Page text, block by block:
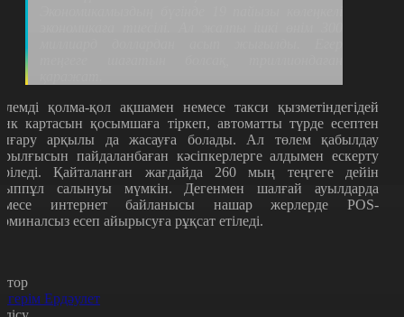
қолма-қол ақшамен немесе такси қызметіндегідей
картасын қосымшаға тіркеп, автоматты түрде есептен
арқылы да жасауға болады. Ал төлем қабылдау
пайдаланбаған кәсіпкерлерге алдымен ескерту
Қайталанған жағдайда 260 мың теңгеге дейін
салынуы мүмкін. Дегенмен шалғай ауылдарда
интернет байланысы нашар жерлерде POS-
есеп айырысуға рұқсат етіледі.
Ердәулет